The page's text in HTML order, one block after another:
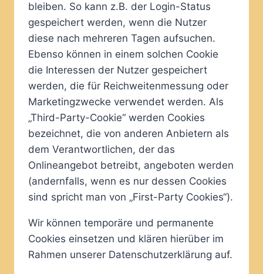
bleiben. So kann z.B. der Login-Status
gespeichert werden, wenn die Nutzer
diese nach mehreren Tagen aufsuchen.
Ebenso können in einem solchen Cookie
die Interessen der Nutzer gespeichert
werden, die für Reichweitenmessung oder
Marketingzwecke verwendet werden. Als
„Third-Party-Cookie“ werden Cookies
bezeichnet, die von anderen Anbietern als
dem Verantwortlichen, der das
Onlineangebot betreibt, angeboten werden
(andernfalls, wenn es nur dessen Cookies
sind spricht man von „First-Party Cookies“).
Wir können temporäre und permanente
Cookies einsetzen und klären hierüber im
Rahmen unserer Datenschutzerklärung auf.